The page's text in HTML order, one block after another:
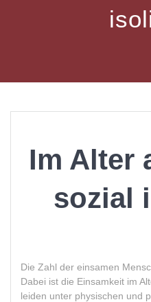
Im Alter
sozial
Die Zahl der einsamen
Dabei ist die Einsamkeit im
leiden unter physischen und